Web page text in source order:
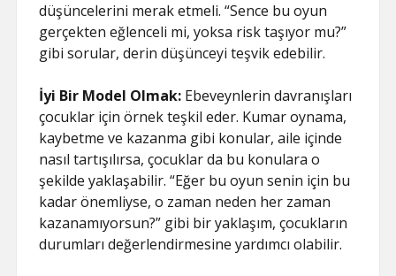
düşüncelerini merak etmeli. “Sence bu oyun
gerçekten eğlenceli mi, yoksa risk taşıyor mu?”
gibi sorular, derin düşünceyi teşvik edebilir.
İyi Bir Model Olmak: Ebeveynlerin davranışları
çocuklar için örnek teşkil eder. Kumar oynama,
kaybetme ve kazanma gibi konular, aile içinde
nasıl tartışılırsa, çocuklar da bu konulara o
şekilde yaklaşabilir. “Eğer bu oyun senin için bu
kadar önemliyse, o zaman neden her zaman
kazanamıyorsun?” gibi bir yaklaşım, çocukların
durumları değerlendirmesine yardımcı olabilir.